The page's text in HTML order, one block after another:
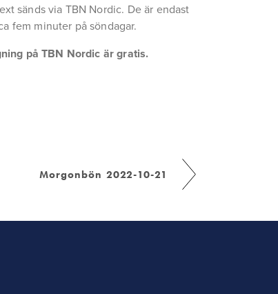
sänds via TBN Nordic. De är endast
fem minuter på söndagar.
på TBN Nordic är gratis.
Morgonbön 2022-10-21